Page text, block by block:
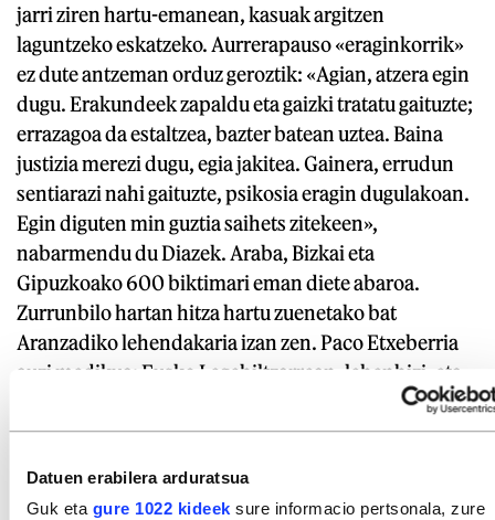
Datuen erabilera arduratsua
Guk eta gure 1022 kideek sure informacio pertsonala, zure
jarri ziren hartu-emanean, kasuak argitzen
laguntzeko eskatzeko. Aurrerapauso «eraginkorrik»
ez dute antzeman orduz geroztik: «Agian, atzera egin
dugu. Erakundeek zapaldu eta gaizki tratatu gaituzte;
errazagoa da estaltzea, bazter batean uztea. Baina
justizia merezi dugu, egia jakitea. Gainera, errudun
sentiarazi nahi gaituzte, psikosia eragin dugulakoan.
Egin diguten min guztia saihets zitekeen»,
nabarmendu du Diazek. Araba, Bizkai eta
Gipuzkoako 600 biktimari eman diete abaroa.
Zurrunbilo hartan hitza hartu zuenetako bat
Aranzadiko lehendakaria izan zen. Paco Etxeberria
auzi medikua: Eusko Legebiltzarrean, lehenbizi, eta
Gipuzkoako Batzar Nagusietan, gero, mintzatu zen.
Adierazi zuen ez zela izan «umeen lapurreta
zaigu logikoa iruditzen lan bat egiteko ardura ematea